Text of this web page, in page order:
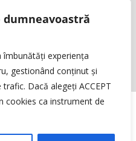
experiența
gestionând conținut și
Dacă alegeți ACCEPT
cookies ca instrument de